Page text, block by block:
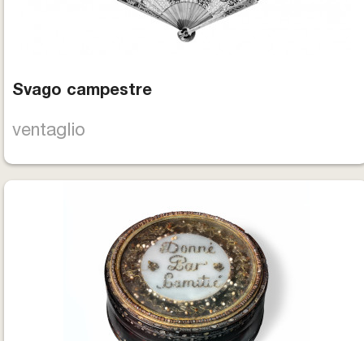
Svago campestre
ventaglio